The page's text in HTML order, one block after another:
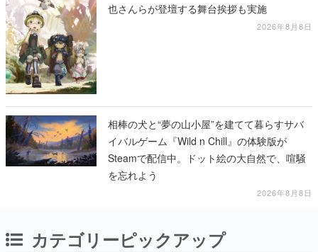
也さんらが登壇する舞台挨拶も実施
2026年8月8日
相棒の犬と“夢の山小屋”を建てて暮らすサバ
イバルゲーム『Wild n Chill』の体験版が
Steamで配信中。ドット絵の大自然で、喧騒
を忘れよう
2026年8月8日
カテゴリーピックアップ